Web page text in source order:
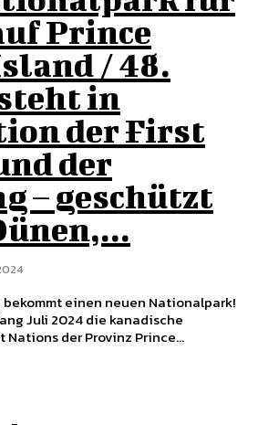
Prince
/ 48.
in
der First
der
– geschützt
Juli 2024 die kanadische
der Provinz Prince...